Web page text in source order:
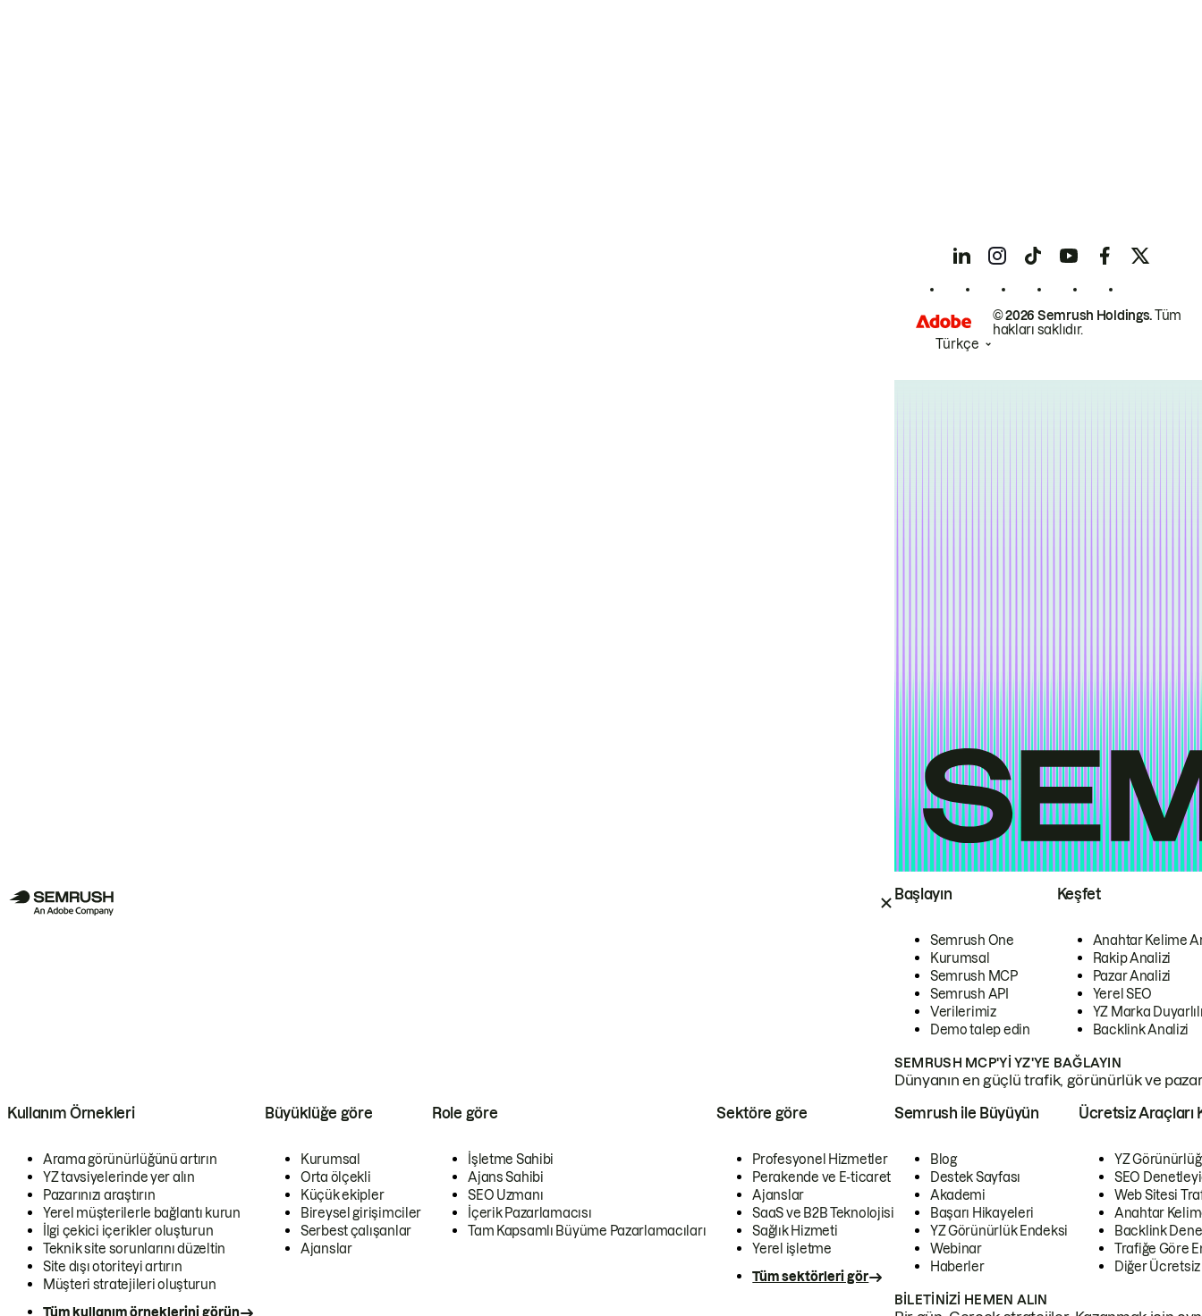
Başlayın
Semrush One
Kurumsal
Semrush MCP
Semrush API
Verilerimiz
Demo talep edin
Keşfet
Anahtar Kelime
Rakip Analizi
Pazar Analizi
Yerel SEO
YZ Marka
Backlink Analizi
SEMRUSH MCP'YI YZ'YE BAĞLAYIN
Dünyanın en güçlü trafik, görünürlük ve
Kullanım Örnekleri
Arama görünürlüğünü artırın
YZ tavsiyelerinde yer alın
Pazarınızı araştırın
Yerel müşterilerle bağlantı kurun
İlgi çekici içerikler oluşturun
Teknik site sorunlarını düzeltin
Site dışı otoriteyi artırın
Müşteri stratejileri oluşturun
Tüm kullanım örneklerini görün
Büyüklüğe göre
Kurumsal
Orta ölçekli
Küçük ekipler
Bireysel girişimciler
Serbest çalışanlar
Ajanslar
Role göre
İşletme Sahibi
Ajans Sahibi
SEO Uzmanı
İçerik Pazarlamacısı
Tam Kapsamlı Büyüme Pazarlamacıları
Sektöre göre
Profesyonel Hizmetler
Perakende ve E-ticaret
Ajanslar
SaaS ve B2B Teknolojisi
Sağlık Hizmeti
Yerel işletme
Tüm sektörleri gör
Semrush ile Büyüyün
Blog
Destek Sayfası
Akademi
Başarı Hikayeleri
YZ Görünürlük Endeksi
Webinar
Haberler
Ücretsiz Araçları
YZ
SEO
Web Sitesi
Anahtar
Backlink
Trafiğe Göre
Diğer
BILETINIZI HEMEN ALIN
© 2026 Semrush Holdings.Tüm
hakları saklıdır.
Türkçe